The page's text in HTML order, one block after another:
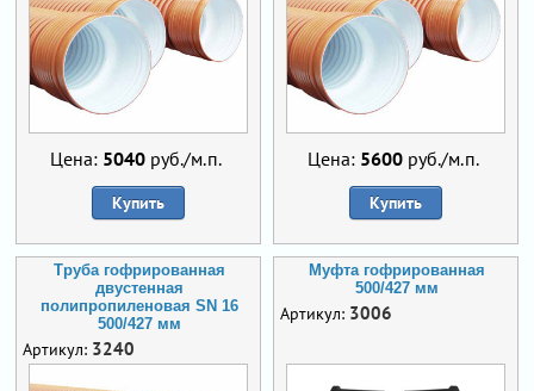
Цена: 5040руб./м.п.
Купить
Цена: 5600руб./м.п.
Купить
Труба гофрированная
двустенная
полипропиленовая SN 16
500/427 мм
Артикул: 3240
Муфта гофрированная
500/427 мм
Артикул: 3006